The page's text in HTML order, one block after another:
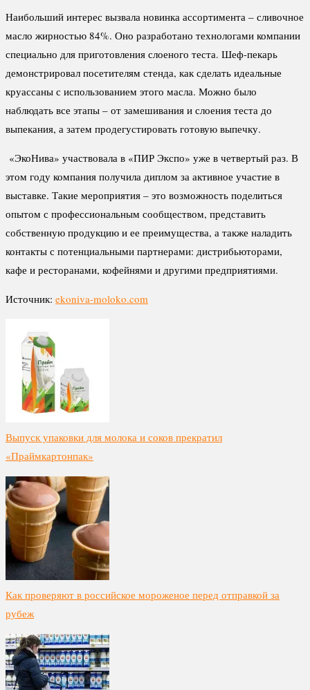
Наибольший интерес вызвала новинка ассортимента – сливочное
масло жирностью 84%. Оно разработано технологами компании
специально для приготовления слоеного теста. Шеф-пекарь
демонстрировал посетителям стенда, как сделать идеальные
круассаны с использованием этого масла. Можно было
наблюдать все этапы – от замешивания и слоения теста до
выпекания, а затем продегустировать готовую выпечку.
«ЭкоНива» участвовала в «ПИР Экспо» уже в четвертый раз. В
этом году компания получила диплом за активное участие в
выставке. Такие мероприятия – это возможность поделиться
опытом с профессиональным сообществом, представить
собственную продукцию и ее преимущества, а также наладить
контакты с потенциальными партнерами: дистрибьюторами,
кафе и ресторанами, кофейнями и другими предприятиями.
Источник: ekoniva-moloko.com
Выпуск упаковки для молока и соков прекратил
«Праймкартонпак»
Как проверяют в российское мороженое перед отправкой за
рубеж